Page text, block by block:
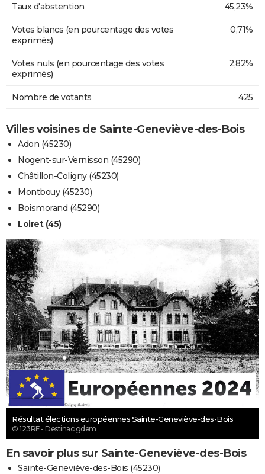
Taux d'abstention 45,23%
Votes blancs (en pourcentage des votes
exprimés)
0,71%
Votes nuls (en pourcentage des votes
exprimés)
2,82%
Nombre de votants 425
Villes voisines de Sainte-Geneviève-des-Bois
Adon (45230)
Nogent-sur-Vernisson (45290)
Châtillon-Coligny (45230)
Montbouy (45230)
Boismorand (45290)
Loiret (45)
Résultat élections européennes Sainte-Geneviève-des-Bois
© 123RF - Destinacigdem
En savoir plus sur Sainte-Geneviève-des-Bois
Sainte-Geneviève-des-Bois (45230)